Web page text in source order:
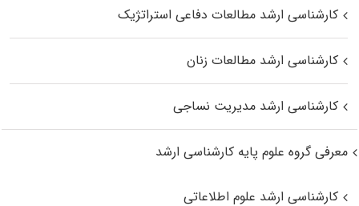
کارشناسی ارشد مطالعات دفاعی استراتژیک
کارشناسی ارشد مطالعات زنان
کارشناسی ارشد مدیریت نساجی
معرفی گروه علوم پایه کارشناسی ارشد
کارشناسی ارشد علوم اطلاعاتی